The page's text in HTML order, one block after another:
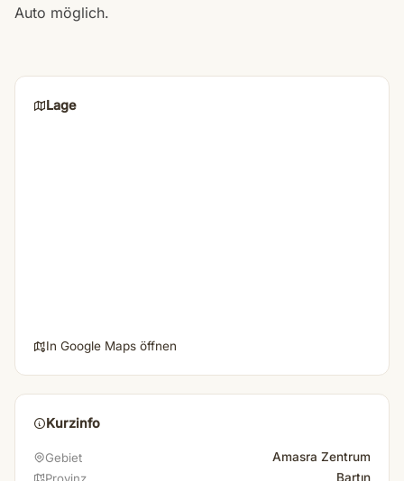
Auto möglich.
Lage
In Google Maps öffnen
Kurzinfo
Gebiet
Amasra Zentrum
Provinz
Bartın